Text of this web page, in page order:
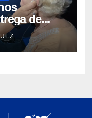
de
Centro de